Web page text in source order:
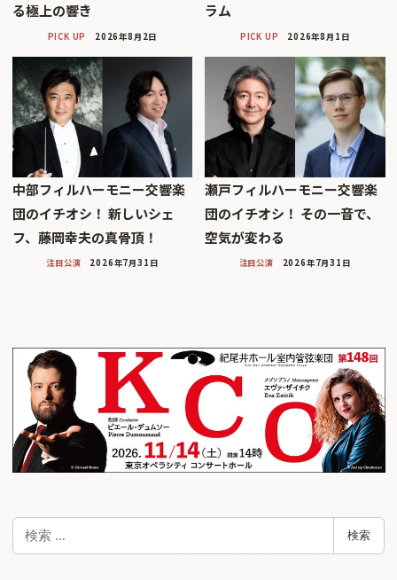
る極上の響き
PICK UP 2026年8月2日
ラム
PICK UP 2026年8月1日
中部フィルハーモニー交響楽
団のイチオシ！ 新しいシェ
フ、藤岡幸夫の真骨頂！
注目公演 2026年7月31日
瀬戸フィルハーモニー交響楽
団のイチオシ！ その一音で、
空気が変わる
注目公演 2026年7月31日
検
検索